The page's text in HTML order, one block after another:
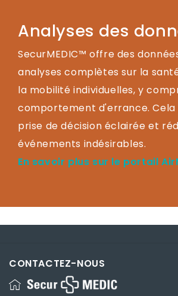
Analyses des
SecurMEDIC™ offre des
analyses complètes sur la
la mobilité individuelles, y
comportement d'errance.
prise de décision éclairée et
événements indésirables.
En savoir plus sur le portail
CONTACTEZ-NOUS